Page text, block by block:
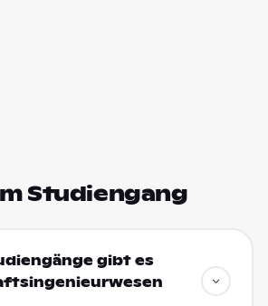
Studiengang
gibt es